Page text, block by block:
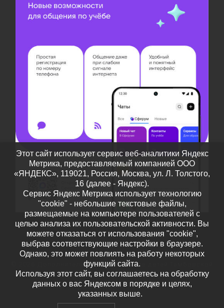
Дополнительное образование детей Тамбовской
области– Все права защищены
Работает наWP – Разработан вТема Customizr
Этот сайт использует сервис веб-аналитики Яндекс
Метрика, предоставляемый компанией ООО
«ЯНДЕКС», 119021, Россия, Москва, ул. Л. Толстого,
16 (далее - Яндекс).
Сервис Яндекс Метрика использует технологию
"cookie" - небольшие текстовые файлы,
размещаемые на компьютере пользователей с
целью анализа их пользовательской активности. Вы
можете отказаться от использования "cookie",
выбрав соответствующие настройки в браузере.
Однако, это может повлиять на работу некоторых
функций сайта.
Используя этот сайт, вы соглашаетесь на обработку
данных о вас Яндексом в порядке и целях,
указанных выше.